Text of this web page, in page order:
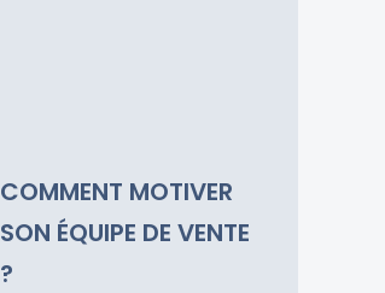
COMMENT MOTIVER
SON ÉQUIPE DE VENTE
?